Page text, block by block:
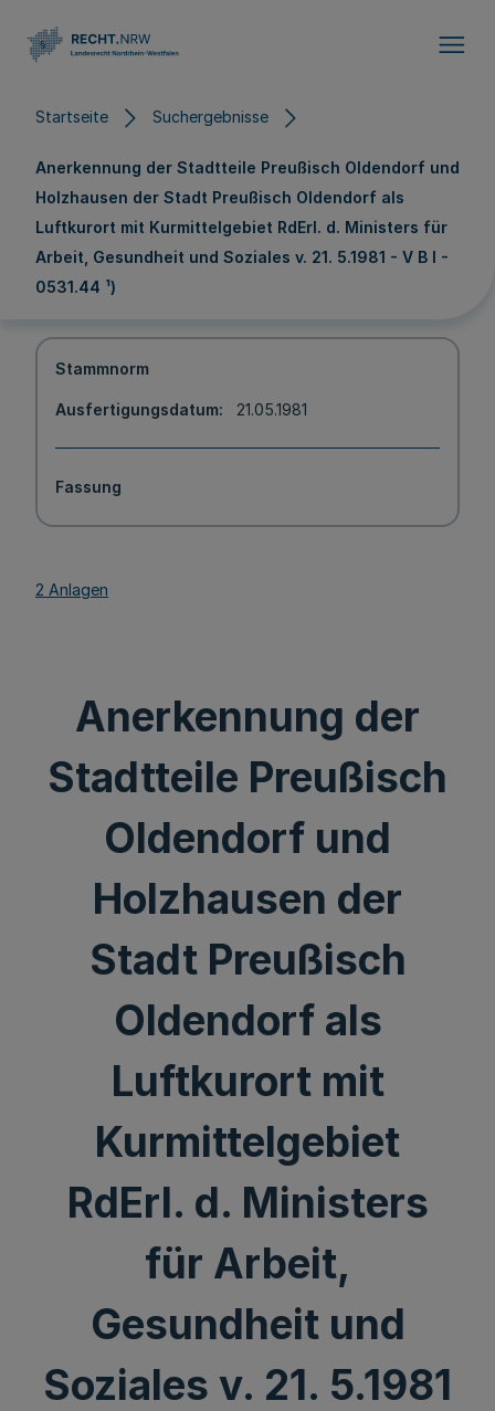
Startseite Suchergebnisse
Anerkennung der Stadtteile Preußisch Oldendorf und
Holzhausen der Stadt Preußisch Oldendorf als
Luftkurort mit Kurmittelgebiet RdErl. d. Ministers für
Arbeit, Gesundheit und Soziales v. 21. 5.1981 - V B l -
0531.44 ¹)
Stammnorm
Ausfertigungsdatum 21.05.1981
Fassung
2 Anlagen
Anerkennung der
Stadtteile Preußisch
Oldendorf und
Holzhausen der
Stadt Preußisch
Oldendorf als
Luftkurort mit
Kurmittelgebiet
RdErl. d. Ministers
für Arbeit,
Gesundheit und
Soziales v. 21. 5.1981